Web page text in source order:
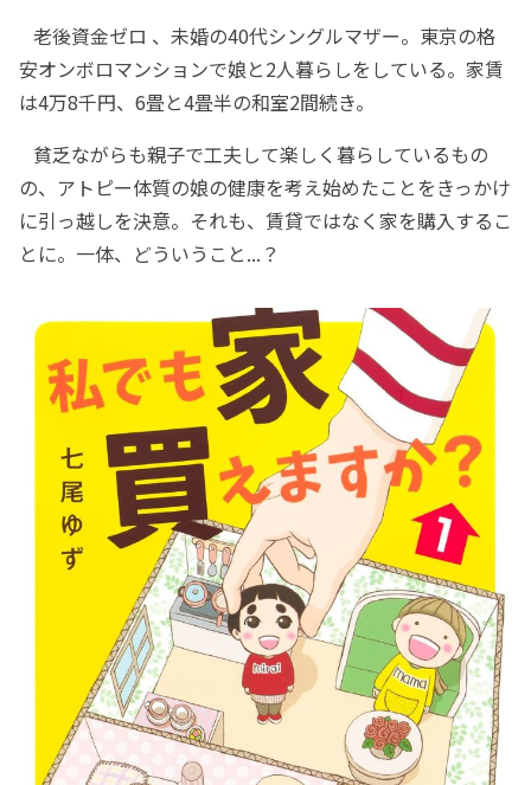
老後資金ゼロ 、未婚の40代シングルマザー。東京の格
安オンボロマンションで娘と2人暮らしをしている。家賃
は4万8千円、6畳と4畳半の和室2間続き。
貧乏ながらも親子で工夫して楽しく暮らしているもの
の、アトピー体質の娘の健康を考え始めたことをきっかけ
に引っ越しを決意。それも、賃貸ではなく家を購入するこ
とに。一体、どういうこと...？